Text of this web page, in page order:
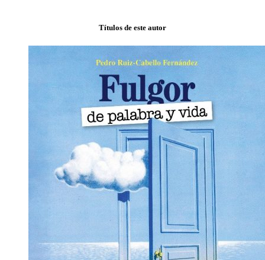
Títulos de este autor